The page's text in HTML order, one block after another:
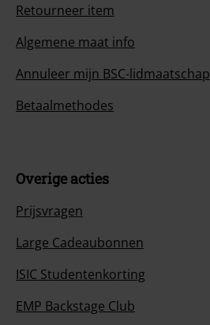
Retourneer item
Algemene maat info
Annuleer mijn BSC-lidmaatschap
Betaalmethodes
Overige acties
Prijsvragen
Large Cadeaubonnen
ISIC Studentenkorting
EMP Backstage Club